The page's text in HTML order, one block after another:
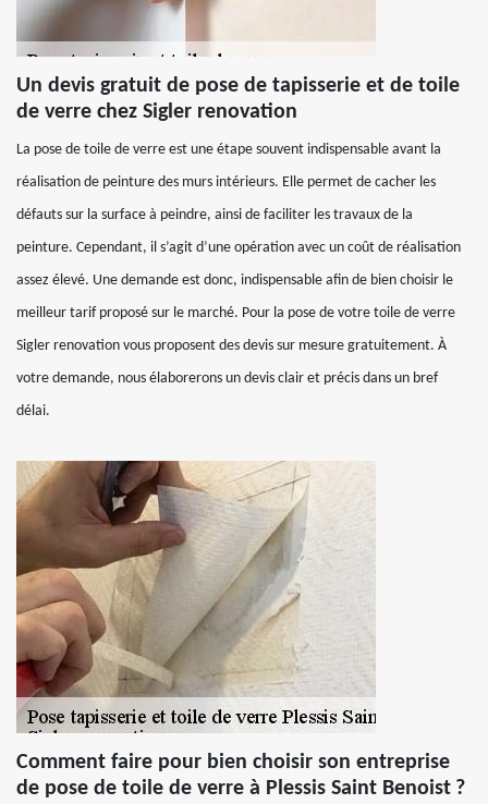
Un devis gratuit de pose de tapisserie et de toile
de verre chez Sigler renovation
La pose de toile de verre est une étape souvent indispensable avant la
réalisation de peinture des murs intérieurs. Elle permet de cacher les
défauts sur la surface à peindre, ainsi de faciliter les travaux de la
peinture. Cependant, il s’agit d’une opération avec un coût de réalisation
assez élevé. Une demande est donc, indispensable afin de bien choisir le
meilleur tarif proposé sur le marché. Pour la pose de votre toile de verre
Sigler renovation vous proposent des devis sur mesure gratuitement. À
votre demande, nous élaborerons un devis clair et précis dans un bref
délai.
Comment faire pour bien choisir son entreprise
de pose de toile de verre à Plessis Saint Benoist ?